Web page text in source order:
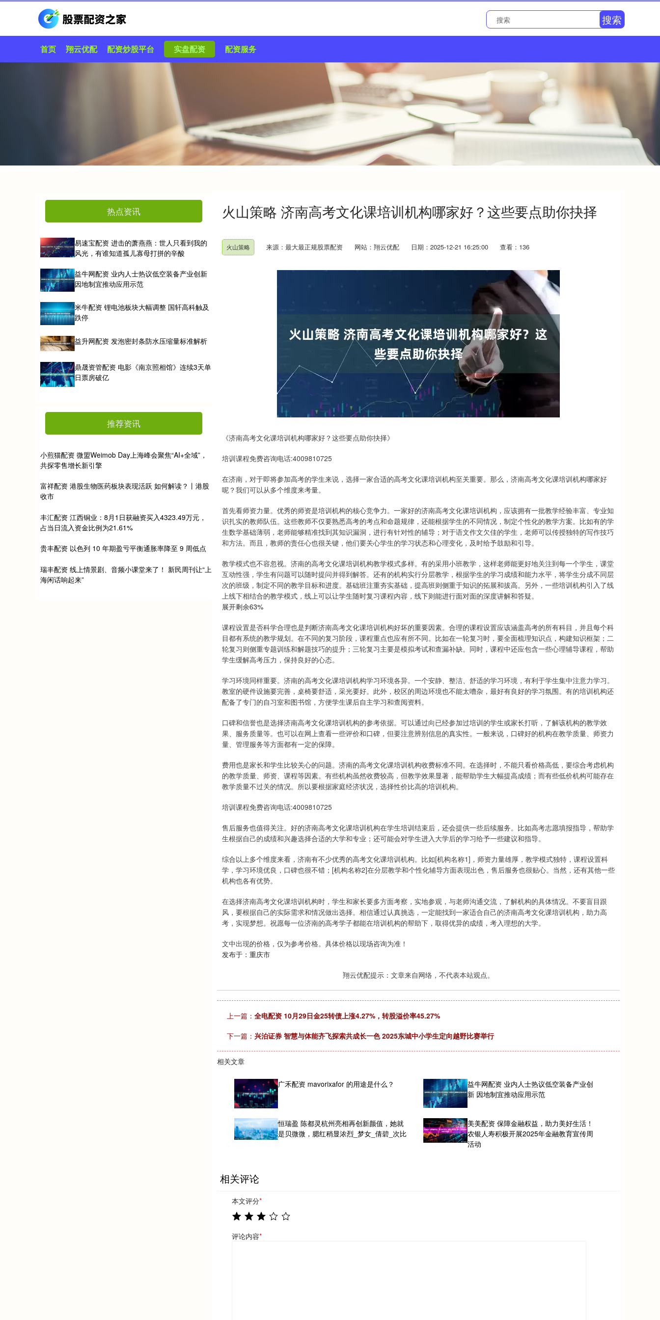
搜索
首页 翔云优配 配资炒股平台 实盘配资 配资服务
火山策略 济南高考文化课培训机构哪家好？这些要点助你抉择
火山策略 来源：最大最正规股票配资 网站：翔云优配 日期：2025-12-21 16:25:00 查看：136
《济南高考文化课培训机构哪家好？这些要点助你抉择》
培训课程免费咨询电话:4009810725
在济南，对于即将参加高考的学生来说，选择一家合适的高考文化课培训机构至关重要。那么，济南高考文化课培训机构哪家好
呢？我们可以从多个维度来考量。
首先看师资力量。优秀的师资是培训机构的核心竞争力。一家好的济南高考文化课培训机构，应该拥有一批教学经验丰富、专业知
识扎实的教师队伍。这些教师不仅要熟悉高考的考点和命题规律，还能根据学生的不同情况，制定个性化的教学方案。比如有的学
生数学基础薄弱，老师能够精准找到其知识漏洞，进行有针对性的辅导；对于语文作文欠佳的学生，老师可以传授独特的写作技巧
和方法。而且，教师的责任心也很关键，他们要关心学生的学习状态和心理变化，及时给予鼓励和引导。
教学模式也不容忽视。济南的高考文化课培训机构教学模式多样。有的采用小班教学，这样老师能更好地关注到每一个学生，课堂
互动性强，学生有问题可以随时提问并得到解答。还有的机构实行分层教学，根据学生的学习成绩和能力水平，将学生分成不同层
次的班级，制定不同的教学目标和进度。基础班注重夯实基础，提高班则侧重于知识的拓展和拔高。另外，一些培训机构引入了线
上线下相结合的教学模式，线上可以让学生随时复习课程内容，线下则能进行面对面的深度讲解和答疑。
展开剩余63%
课程设置是否科学合理也是判断济南高考文化课培训机构好坏的重要因素。合理的课程设置应该涵盖高考的所有科目，并且每个科
目都有系统的教学规划。在不同的复习阶段，课程重点也应有所不同。比如在一轮复习时，要全面梳理知识点，构建知识框架；二
轮复习则侧重专题训练和解题技巧的提升；三轮复习主要是模拟考试和查漏补缺。同时，课程中还应包含一些心理辅导课程，帮助
学生缓解高考压力，保持良好的心态。
学习环境同样重要。济南的高考文化课培训机构学习环境各异。一个安静、整洁、舒适的学习环境，有利于学生集中注意力学习。
教室的硬件设施要完善，桌椅要舒适，采光要好。此外，校区的周边环境也不能太嘈杂，最好有良好的学习氛围。有的培训机构还
配备了专门的自习室和图书馆，方便学生课后自主学习和查阅资料。
口碑和信誉也是选择济南高考文化课培训机构的参考依据。可以通过向已经参加过培训的学生或家长打听，了解该机构的教学效
果、服务质量等。也可以在网上查看一些评价和口碑，但要注意辨别信息的真实性。一般来说，口碑好的机构在教学质量、师资力
量、管理服务等方面都有一定的保障。
费用也是家长和学生比较关心的问题。济南的高考文化课培训机构收费标准不同。在选择时，不能只看价格高低，要综合考虑机构
的教学质量、师资、课程等因素。有些机构虽然收费较高，但教学效果显著，能帮助学生大幅提高成绩；而有些低价机构可能存在
教学质量不过关的情况。所以要根据家庭经济状况，选择性价比高的培训机构。
培训课程免费咨询电话:4009810725
售后服务也值得关注。好的济南高考文化课培训机构在学生培训结束后，还会提供一些后续服务。比如高考志愿填报指导，帮助学
生根据自己的成绩和兴趣选择合适的大学和专业；还可能会对学生进入大学后的学习给予一些建议和指导。
综合以上多个维度来看，济南有不少优秀的高考文化课培训机构。比如[机构名称1]，师资力量雄厚，教学模式独特，课程设置科
学，学习环境优良，口碑也很不错；[机构名称2]在分层教学和个性化辅导方面表现出色，售后服务也很贴心。当然，还有其他一些
机构也各有优势。
在选择济南高考文化课培训机构时，学生和家长要多方面考察，实地参观，与老师沟通交流，了解机构的具体情况。不要盲目跟
风，要根据自己的实际需求和情况做出选择。相信通过认真挑选，一定能找到一家适合自己的济南高考文化课培训机构，助力高
考，实现梦想。祝愿每一位济南的高考学子都能在培训机构的帮助下，取得优异的成绩，考入理想的大学。
文中出现的价格，仅为参考价格。具体价格以现场咨询为准！
发布于：重庆市
翔云优配提示：文章来自网络，不代表本站观点。
上一篇： 全电配资 10月29日金25转债上涨4.27%，转股溢价率45.27%
下一篇： 兴泊证券 智慧与体能齐飞探索共成长一色 2025东城中小学生定向越野比赛举行
相关文章
广禾配资 mavorixafor 的用途是什么？
益牛网配资 业内人士热议低空装备产业创
新 因地制宜推动应用示范
恒瑞盈 陈都灵杭州亮相再创新颜值，她就
是贝微微，腮红稍显浓烈_梦女_倩碧_次比
美美配资 保障金融权益，助力美好生活！
农银人寿积极开展2025年金融教育宣传周
活动
相关评论
本文评分*
评论内容*
热点资讯
易速宝配资 进击的萧燕燕：世人只看到我的
风光，有谁知道孤儿寡母打拼的辛酸
益牛网配资 业内人士热议低空装备产业创新
因地制宜推动应用示范
米牛配资 锂电池板块大幅调整 国轩高科触及
跌停
益升网配资 发泡密封条防水压缩量标准解析
鼎晟资管配资 电影《南京照相馆》连续3天单
日票房破亿
推荐资讯
小煎猫配资 微盟Weimob Day上海峰会聚焦“AI+全域”，
共探零售增长新引擎
富祥配资 港股生物医药板块表现活跃 如何解读？丨港股
收市
丰汇配资 江西铜业：8月1日获融资买入4323.49万元，
占当日流入资金比例为21.61%
贵丰配资 以色列 10 年期盈亏平衡通胀率降至 9 周低点
瑞丰配资 线上情景剧、音频小课堂来了！ 新民周刊让“上
海闲话响起来”